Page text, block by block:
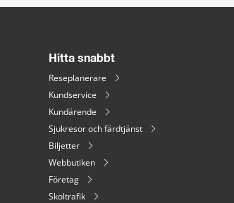
Hitta snabbt
Reseplanerare
Kundservice
Kundärende
Sjukresor och färdtjänst
Biljetter
Webbutiken
Företag
Skoltrafik